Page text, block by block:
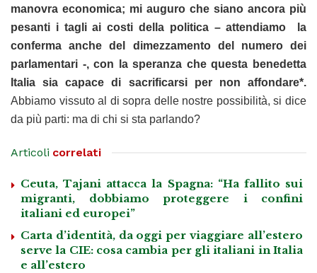
manovra economica; mi auguro che siano ancora più
pesanti i tagli ai costi della politica – attendiamo la
conferma anche del dimezzamento del numero dei
parlamentari -, con la speranza che questa benedetta
Italia sia capace di sacrificarsi per non affondare*.
Abbiamo vissuto al di sopra delle nostre possibilità, si dice
da più parti: ma di chi si sta parlando?
Articoli correlati
Ceuta, Tajani attacca la Spagna: “Ha fallito sui
migranti, dobbiamo proteggere i confini
italiani ed europei”
Carta d’identità, da oggi per viaggiare all’estero
serve la CIE: cosa cambia per gli italiani in Italia
e all’estero